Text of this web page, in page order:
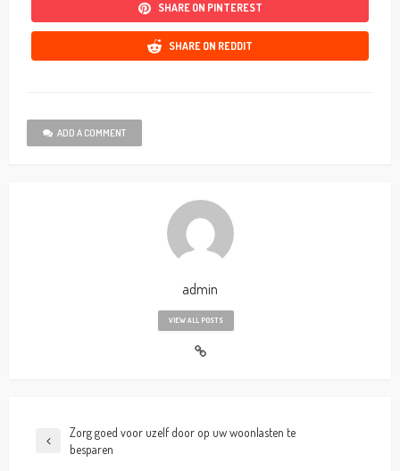
SHARE ON PINTEREST
SHARE ON REDDIT
ADD A COMMENT
admin
VIEW ALL POSTS
Zorg goed voor uzelf door op uw woonlasten te
besparen